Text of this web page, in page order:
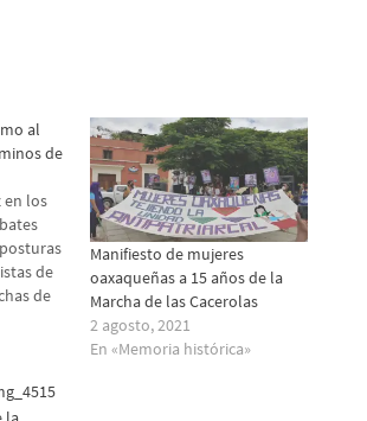
al
de
en los
de
de
que la
de
Manifiesto de mujeres
oaxaqueñas a 15 años de la
Marcha de las Cacerolas
2 agosto, 2021
En «Memoria histórica»